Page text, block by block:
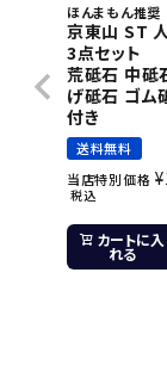
ほんまもん推奨
京東山 ST
3点セット
荒砥石 中砥
げ砥石 ゴム
付き
送料無料
当店特別価格 ¥
税込
カートに入
れる